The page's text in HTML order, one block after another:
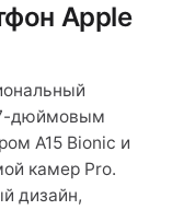
Apple
дюймовым
A15 Bionic и
камер Pro.
дизайн,